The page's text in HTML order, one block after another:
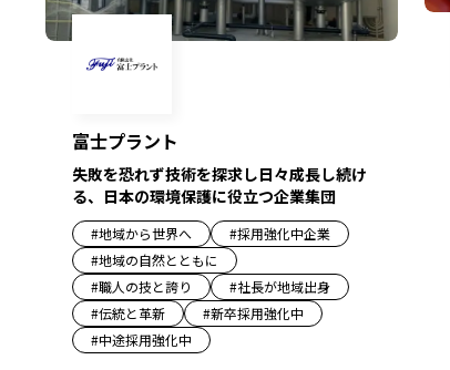
富士プラント
失敗を恐れず技術を探求し日々成長し続け
る、日本の環境保護に役立つ企業集団
#地域から世界へ #採用強化中企業
#地域の自然とともに
#職人の技と誇り #社長が地域出身
#伝統と革新 #新卒採用強化中
#中途採用強化中